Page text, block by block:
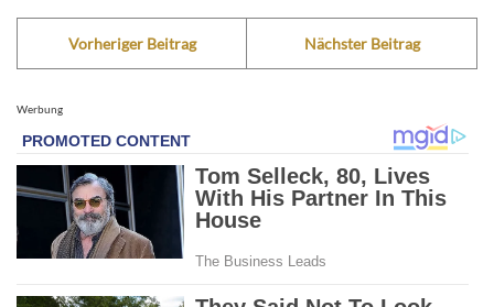
Vorheriger Beitrag Nächster Beitrag
Werbung